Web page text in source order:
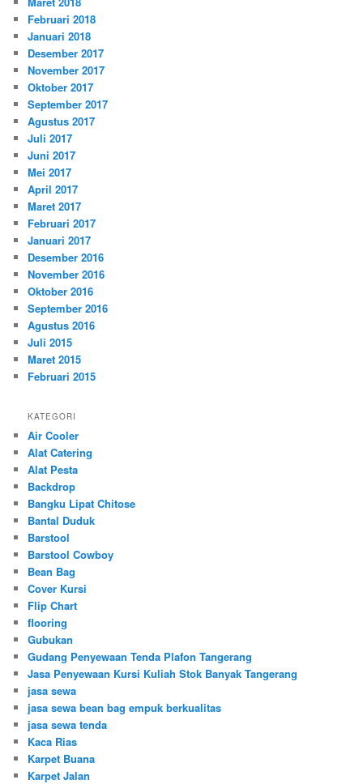
Februari 2018
Januari 2018
Desember 2017
November 2017
Oktober 2017
September 2017
Agustus 2017
Juli 2017
Juni 2017
Mei 2017
April 2017
Maret 2017
Februari 2017
Januari 2017
Desember 2016
November 2016
Oktober 2016
September 2016
Agustus 2016
Juli 2015
Maret 2015
Februari 2015
KATEGORI
Air Cooler
Alat Catering
Alat Pesta
Backdrop
Bangku Lipat Chitose
Bantal Duduk
Barstool
Barstool Cowboy
Bean Bag
Cover Kursi
Flip Chart
flooring
Gubukan
Gudang Penyewaan Tenda Plafon Tangerang
Jasa Penyewaan Kursi Kuliah Stok Banyak Tangerang
jasa sewa
jasa sewa bean bag empuk berkualitas
jasa sewa tenda
Kaca Rias
Karpet Buana
Karpet Jalan